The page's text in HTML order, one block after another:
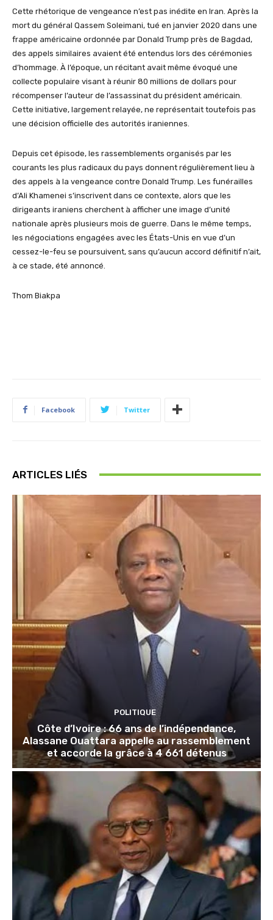
Cette rhétorique de vengeance n’est pas inédite en Iran. Après la
mort du général Qassem Soleimani, tué en janvier 2020 dans une
frappe américaine ordonnée par Donald Trump près de Bagdad,
des appels similaires avaient été entendus lors des cérémonies
d’hommage. À l’époque, un récitant avait même évoqué une
collecte populaire visant à réunir 80 millions de dollars pour
récompenser l’auteur de l’assassinat du président américain.
Cette initiative, largement relayée, ne représentait toutefois pas
une décision officielle des autorités iraniennes.
Depuis cet épisode, les rassemblements organisés par les
courants les plus radicaux du pays donnent régulièrement lieu à
des appels à la vengeance contre Donald Trump. Les funérailles
d’Ali Khamenei s’inscrivent dans ce contexte, alors que les
dirigeants iraniens cherchent à afficher une image d’unité
nationale après plusieurs mois de guerre. Dans le même temps,
les négociations engagées avec les États-Unis en vue d’un
cessez-le-feu se poursuivent, sans qu’aucun accord définitif n’ait,
à ce stade, été annoncé.
Thom Biakpa
Facebook Twitter
ARTICLES LIÉS
POLITIQUE
Côte d’Ivoire : 66 ans de l’indépendance,
Alassane Ouattara appelle au rassemblement
et accorde la grâce à 4 661 détenus